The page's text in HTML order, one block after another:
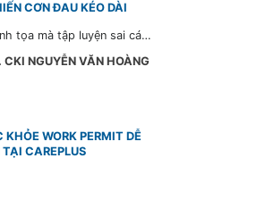
CƠN ĐAU KÉO DÀI
Đau thần kinh tọa mà tập luyện sai cách có thể khiến cơn đau trở nặng và kéo dài thời gian hồi phục. Tham khảo chia sẻ của Bác sĩ CarePlus để nắm các động tác cần tránh và có góc nhìn đúng về phương pháp điều trị phù hợp trong bài viết sau.
CKI NGUYỄN VĂN HOÀNG
WORK PERMIT DỄ
CAREPLUS